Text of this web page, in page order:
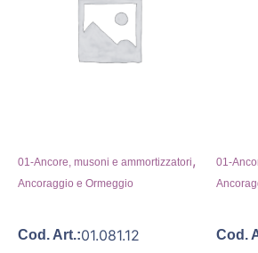
01-Ancore, musoni e ammortizzatori,
Ancoraggio e Ormeggio
Cod. Art.:01.081.12
01-
Cod.